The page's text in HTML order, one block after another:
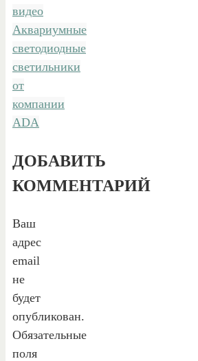
видео
Аквариумные
светодиодные
светильники
от
компании
ADA
ДОБАВИТЬ
КОММЕНТАРИЙ
Ваш
адрес
email
не
будет
опубликован.
Обязательные
поля